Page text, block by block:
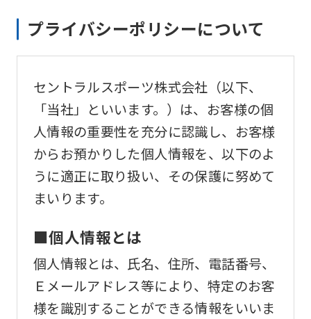
プライバシーポリシーについて
セントラルスポーツ株式会社（以下、
「当社」といいます。）は、お客様の個
人情報の重要性を充分に認識し、お客様
からお預かりした個人情報を、以下のよ
うに適正に取り扱い、その保護に努めて
まいります。
■個人情報とは
個人情報とは、氏名、住所、電話番号、
Ｅメールアドレス等により、特定のお客
様を識別することができる情報をいいま